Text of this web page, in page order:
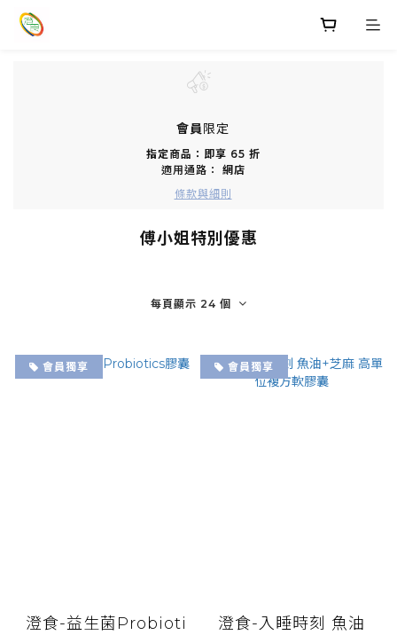
會員限定
指定商品：即享 65 折
適用通路： 網店
條款與細則
傅小姐特別優惠
每頁顯示 24 個
會員獨享
澄食-益生菌Probioti
會員獨享
澄食-入睡時刻 魚油